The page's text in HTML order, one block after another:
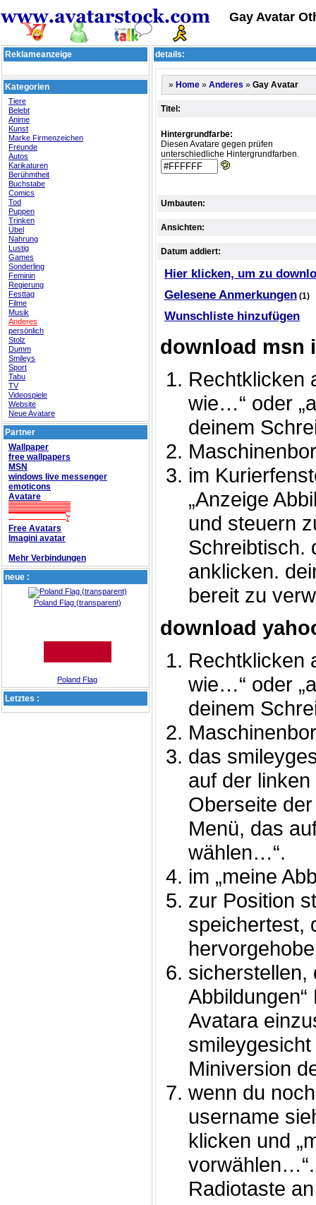
Gay Avatar
Reklameanzeige
Kategorien
Tiere
Belebt
Anime
Kunst
Marke Firmenzeichen
Freunde
Autos
Karikaturen
Berühmtheit
Buchstabe
Comics
Tod
Puppen
Trinken
Übel
Nahrung
Lustig
Games
Sonderling
Feminin
Regierung
Festtag
Filme
Musik
Anderes
persönlich
Stolz
Dumm
Smileys
Sport
Tabu
TV
Videospiele
Website
Neue Avatare
Partner
Wallpaper
free wallpapers
MSN
windows live messenger
emoticons
Avatare
Free Avatars
Imagini avatar
Mehr Verbindungen
neue :
Poland Flag (transparent)
Poland Flag
Letztes :
details:
» Home » Anderes » Gay Avatar
Titel:
Hintergrundfarbe:
Diesen Avatare gegen prüfen
unterschiedliche Hintergrundfarben.
Umbauten:
Ansichten:
Datum addiert:
Hier klicken, um zu
Gelesene Anmerkungen (1)
Wunschliste hinzufügen
download msn
Rechtklicken
wie…“ oder
deinem
im
„Anzeige
und steuern
Schreibtisch.
anklicken.
bereit zu
download
Rechtklicken
wie…“ oder
deinem
das
auf der
Oberseite
Menü, das
wählen…“.
im „meine
zur Position
speichertest,
sicherstellen,
Avatara
Miniversion
wenn du
username
klicken und
Radiotaste